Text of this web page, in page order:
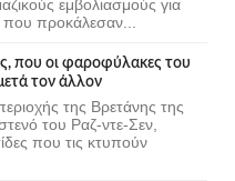
εμβολιασμούς για
που προκάλεσαν...
που οι φαροφύλακες του
τον άλλον
της Βρετάνης της
του Ραζ-ντε-Σεν,
που τις κτυπούν